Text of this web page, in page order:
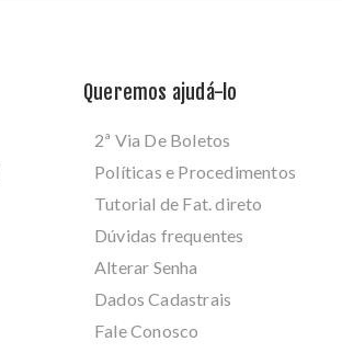
Queremos ajudá-lo
2ª Via De Boletos
Políticas e Procedimentos
Tutorial de Fat. direto
Dúvidas frequentes
Alterar Senha
Dados Cadastrais
Fale Conosco